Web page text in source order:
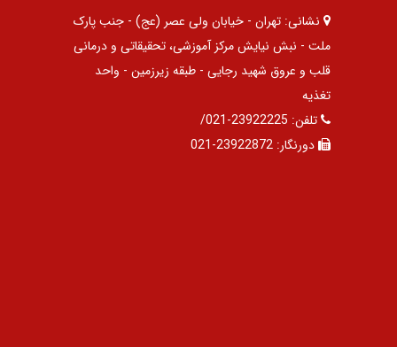
نشانی: تهران - خیابان ولی عصر (عج) - جنب پارک
ملت - نبش نیایش مرکز آموزشی، تحقیقاتی و درمانی
قلب و عروق شهید رجایی - طبقه زیرزمین - واحد
تغذیه
تلفن: 23922225-021/
دورنگار: 23922872-021